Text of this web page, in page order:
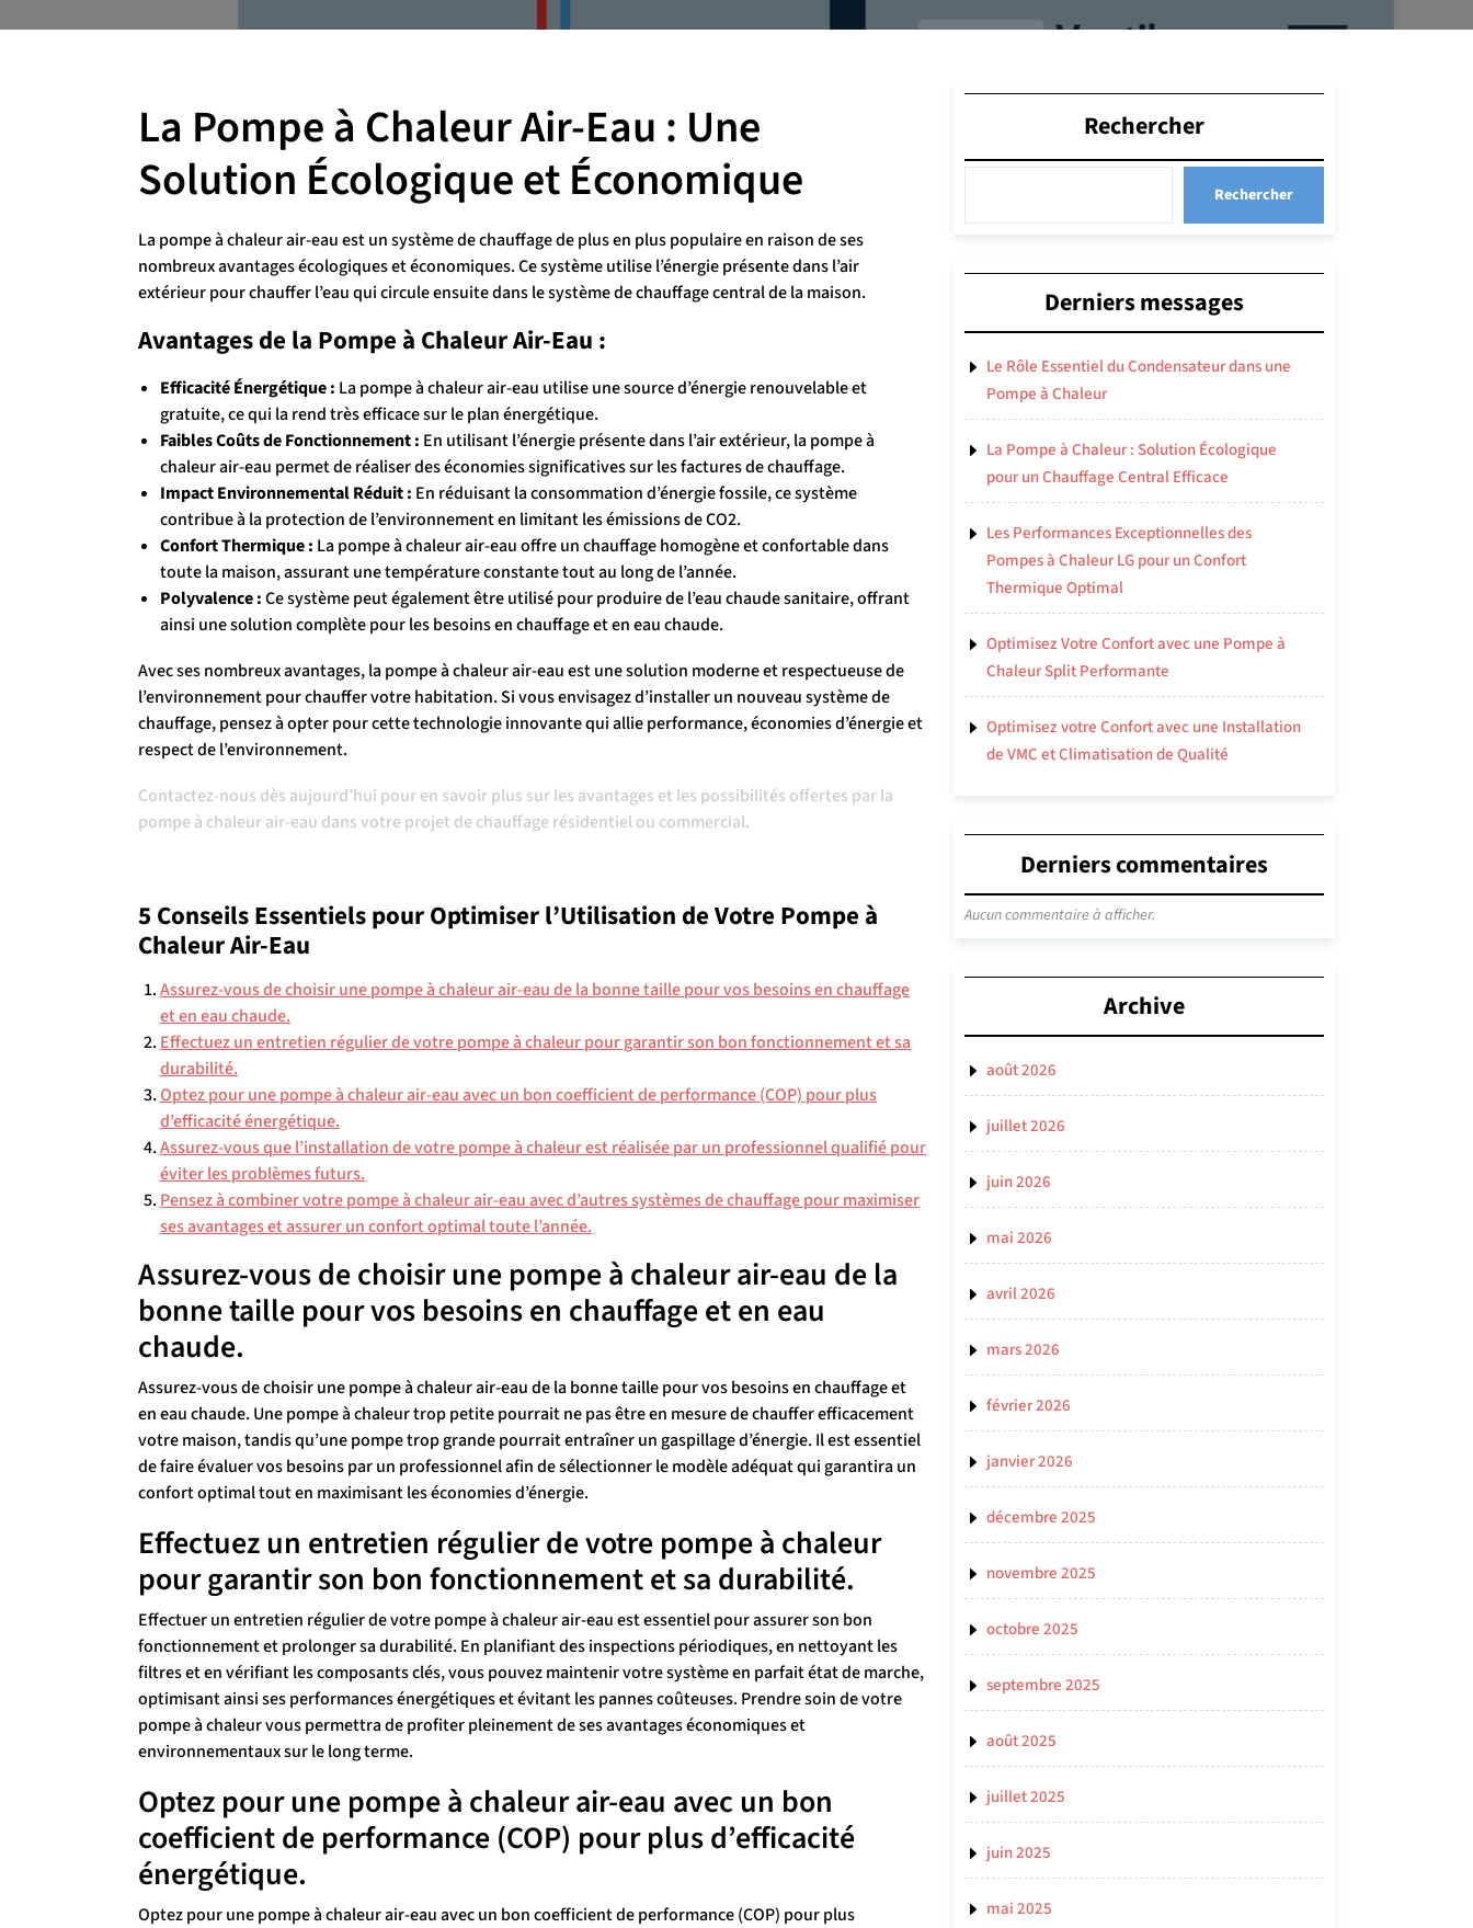
La Pompe à Chaleur Air-Eau : Une
Solution Écologique et Économique
La pompe à chaleur air-eau est un système de chauffage de plus en plus populaire en raison de ses
nombreux avantages écologiques et économiques. Ce système utilise l’énergie présente dans l’air
extérieur pour chauffer l’eau qui circule ensuite dans le système de chauffage central de la maison.
Avantages de la Pompe à Chaleur Air-Eau :
Efficacité Énergétique : La pompe à chaleur air-eau utilise une source d’énergie renouvelable et
gratuite, ce qui la rend très efficace sur le plan énergétique.
Faibles Coûts de Fonctionnement : En utilisant l’énergie présente dans l’air extérieur, la pompe à
chaleur air-eau permet de réaliser des économies significatives sur les factures de chauffage.
Impact Environnemental Réduit : En réduisant la consommation d’énergie fossile, ce système
contribue à la protection de l’environnement en limitant les émissions de CO2.
Confort Thermique : La pompe à chaleur air-eau offre un chauffage homogène et confortable dans
toute la maison, assurant une température constante tout au long de l’année.
Polyvalence :Ce système peut également être utilisé pour produire de l’eau chaude sanitaire, offrant
ainsi une solution complète pour les besoins en chauffage et en eau chaude.
Avec ses nombreux avantages, la pompe à chaleur air-eau est une solution moderne et respectueuse de
l’environnement pour chauffer votre habitation. Si vous envisagez d’installer un nouveau système de
chauffage, pensez à opter pour cette technologie innovante qui allie performance, économies d’énergie et
respect de l’environnement.
Contactez-nous dès aujourd’hui pour en savoir plus sur les avantages et les possibilités offertes par la
pompe à chaleur air-eau dans votre projet de chauffage résidentiel ou commercial.
5 Conseils Essentiels pour Optimiser l’Utilisation de Votre Pompe à
Chaleur Air-Eau
Assurez-vous de choisir une pompe à chaleur air-eau de la bonne taille pour vos besoins en chauffage
et en eau chaude.
Effectuez un entretien régulier de votre pompe à chaleur pour garantir son bon fonctionnement et sa
durabilité.
Optez pour une pompe à chaleur air-eau avec un bon coefficient de performance (COP) pour plus
d’efficacité énergétique.
Assurez-vous que l’installation de votre pompe à chaleur est réalisée par un professionnel qualifié pour
éviter les problèmes futurs.
Pensez à combiner votre pompe à chaleur air-eau avec d’autres systèmes de chauffage pour maximiser
ses avantages et assurer un confort optimal toute l’année.
Assurez-vous de choisir une pompe à chaleur air-eau de la
bonne taille pour vos besoins en chauffage et en eau
chaude.
Assurez-vous de choisir une pompe à chaleur air-eau de la bonne taille pour vos besoins en chauffage et
en eau chaude. Une pompe à chaleur trop petite pourrait ne pas être en mesure de chauffer efficacement
votre maison, tandis qu’une pompe trop grande pourrait entraîner un gaspillage d’énergie. Il est essentiel
de faire évaluer vos besoins par un professionnel afin de sélectionner le modèle adéquat qui garantira un
confort optimal tout en maximisant les économies d’énergie.
Effectuez un entretien régulier de votre pompe à chaleur
pour garantir son bon fonctionnement et sa durabilité.
Effectuer un entretien régulier de votre pompe à chaleur air-eau est essentiel pour assurer son bon
fonctionnement et prolonger sa durabilité. En planifiant des inspections périodiques, en nettoyant les
filtres et en vérifiant les composants clés, vous pouvez maintenir votre système en parfait état de marche,
optimisant ainsi ses performances énergétiques et évitant les pannes coûteuses. Prendre soin de votre
pompe à chaleur vous permettra de profiter pleinement de ses avantages économiques et
environnementaux sur le long terme.
Optez pour une pompe à chaleur air-eau avec un bon
coefficient de performance (COP) pour plus d’efficacité
énergétique.
Optez pour une pompe à chaleur air-eau avec un bon coefficient de performance (COP) pour plus
Rechercher
Rechercher
Derniers messages
Le Rôle Essentiel du Condensateur dans une
Pompe à Chaleur
La Pompe à Chaleur : Solution Écologique
pour un Chauffage Central Efficace
Les Performances Exceptionnelles des
Pompes à Chaleur LG pour un Confort
Thermique Optimal
Optimisez Votre Confort avec une Pompe à
Chaleur Split Performante
Optimisez votre Confort avec une Installation
de VMC et Climatisation de Qualité
Derniers commentaires
Aucun commentaire à afficher.
Archive
août 2026
juillet 2026
juin 2026
mai 2026
avril 2026
mars 2026
février 2026
janvier 2026
décembre 2025
novembre 2025
octobre 2025
septembre 2025
août 2025
juillet 2025
juin 2025
mai 2025